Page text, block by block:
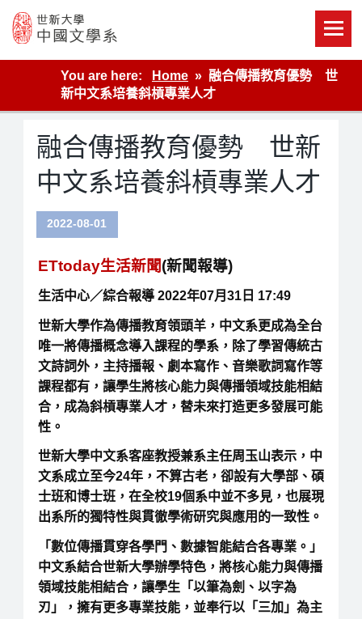
content
世新大學教學單位的網站
You are here:
Home
融合傳播教育優勢 世
新中文系培養斜槓專業人才
融合傳播教育優勢 世新
中文系培養斜槓專業人才
2022-08-01
ETtoday生活新聞(新聞報導)
生活中心／綜合報導 2022年07月31日 17:49
世新大學作為傳播教育領頭羊，中文系更成為全台
唯一將傳播概念導入課程的學系，除了學習傳統古
文詩詞外，主持播報、劇本寫作、音樂歌詞寫作等
課程都有，讓學生將核心能力與傳播領域技能相結
合，成為斜槓專業人才，替未來打造更多發展可能
性。
世新大學中文系客座教授兼系主任周玉山表示，中
文系成立至今24年，不算古老，卻設有大學部、碩
士班和博士班，在全校19個系中並不多見，也展現
出系所的獨特性與貫徹學術研究與應用的一致性。
「數位傳播貫穿各學門、數據智能結合各專業。」
中文系結合世新大學辦學特色，將核心能力與傳播
領域技能相結合，讓學生「以筆為劍、以字為
刃」，擁有更多專業技能，並奉行以「三加」為主